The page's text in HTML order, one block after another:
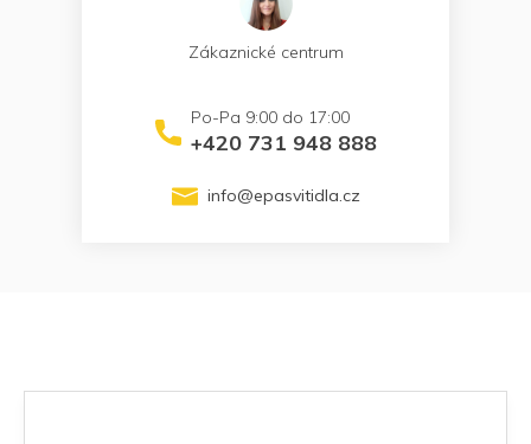
Zákaznické centrum
+420 731 948 888
info@epasvitidla.cz